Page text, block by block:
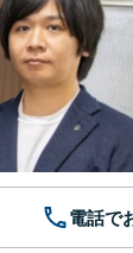
電話で